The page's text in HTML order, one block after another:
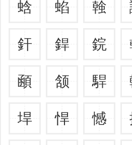
蛿 蜭 螒
釬 銲 鋎
顄 颔 駻
垾 悍 憾